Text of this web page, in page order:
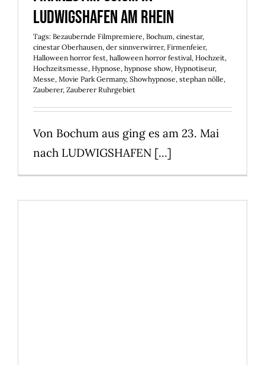
Ludwigshafen am Rhein
Tags: Bezaubernde Filmpremiere, Bochum, cinestar,
cinestar Oberhausen, der sinnverwirrer, Firmenfeier,
Halloween horror fest, halloween horror festival, Hochzeit,
Hochzeitsmesse, Hypnose, hypnose show, Hypnotiseur,
Messe, Movie Park Germany, Showhypnose, stephan nölle,
Zauberer, Zauberer Ruhrgebiet
Von Bochum aus ging es am 23. Mai
nach LUDWIGSHAFEN [...]